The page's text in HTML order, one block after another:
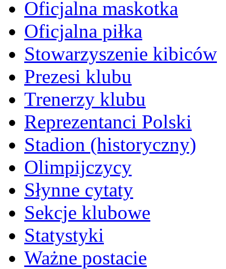
Oficjalna maskotka
Oficjalna piłka
Stowarzyszenie kibiców
Prezesi klubu
Trenerzy klubu
Reprezentanci Polski
Stadion (historyczny)
Olimpijczycy
Słynne cytaty
Sekcje klubowe
Statystyki
Ważne postacie